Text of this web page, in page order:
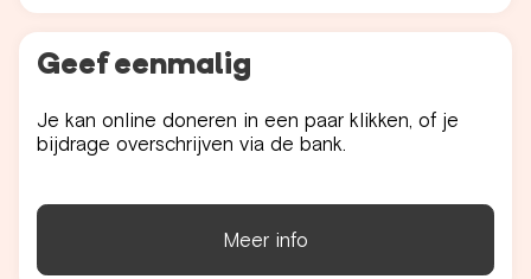
Geef eenmalig
Je kan online doneren in een paar klikken, of je
bijdrage overschrijven via de bank.
Meer info